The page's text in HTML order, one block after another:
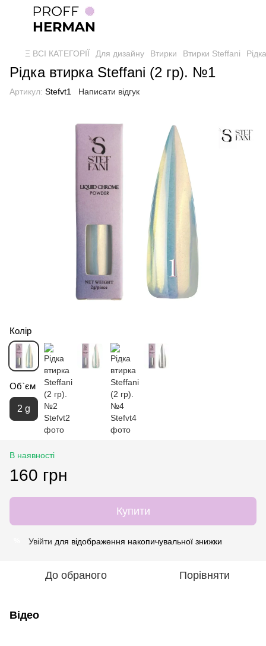
Ξ ВСІ КАТЕГОРІЇ Для дизайну Втирки Втирки Steffani
Рідка втирка Steffani (2 гр). №1
Артикул: Stefvt1 Написати відгук
Колір
Об`єм
2 g
В наявності
160 грн
Купити
Увійти для відображення накопичувальної знижки
До обраного Порівняти
Відео